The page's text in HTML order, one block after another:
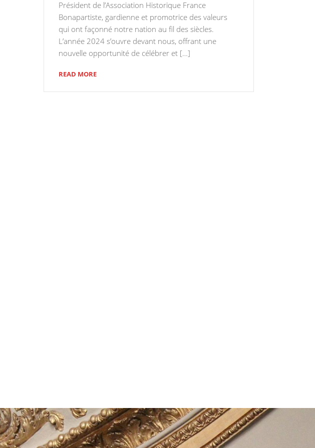
Président de l’Association Historique France
Bonapartiste, gardienne et promotrice des valeurs
qui ont façonné notre nation au fil des siècles.
L’année 2024 s’ouvre devant nous, offrant une
nouvelle opportunité de célébrer et […]
READ MORE